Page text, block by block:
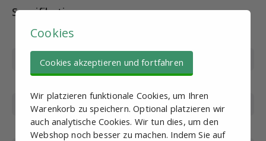
Spezifikationen
Artikel
Schlauch Ø (mm)
8
Arbeitsdruck (bar)
0-10
Max. Druck (bar)
15
Cookies
Cookies akzeptieren und fortfahren
Wir platzieren funktionale Cookies, um Ihren
Warenkorb zu speichern. Optional platzieren wir
auch analytische Cookies. Wir tun dies, um den
Webshop noch besser zu machen. Indem Sie auf